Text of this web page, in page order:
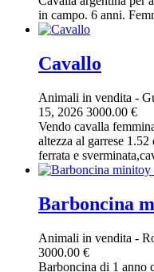
in campo. 6 anni.
Cavallo
Animali in vendita -
15, 2026 3000.00 €
Vendo cavalla
altezza al garrese
ferrata e
Barboncina
Animali in vendita -
3000.00 €
Barboncina di 1 anno